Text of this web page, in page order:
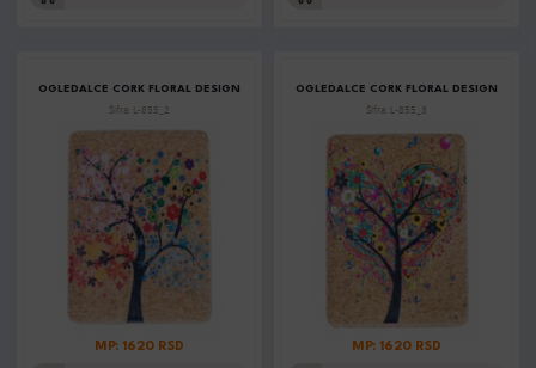
OGLEDALCE CORK FLORAL DESIGN
Šifra: L-855_2
MP: 1620 RSD
OGLEDALCE CORK FLORAL DESIGN
Šifra: L-855_3
MP: 1620 RSD